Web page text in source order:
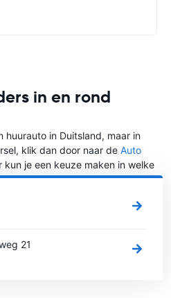
in en rond
huurauto in Duitsland, maar in
klik dan door naar de Auto
kun je een keuze maken in welke
huren wilt.
21